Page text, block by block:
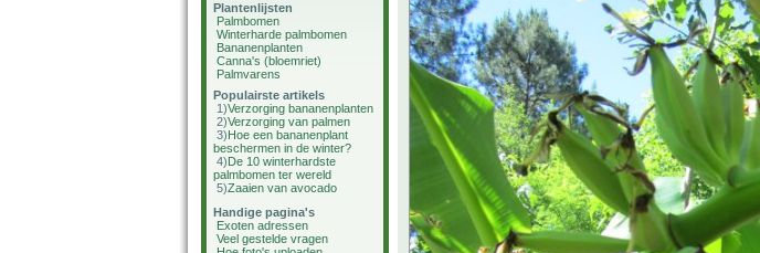
Plantenlijsten
Palmbomen
Winterharde palmbomen
Bananenplanten
Canna's (bloemriet)
Palmvarens
Populairste artikels
1)Verzorging bananenplanten
2)Verzorging van palmen
3)Hoe een bananenplant
beschermen in de winter?
4)De 10 winterhardste
palmbomen ter wereld
5)Zaaien van avocado
Handige pagina's
Exoten adressen
Veel gestelde vragen